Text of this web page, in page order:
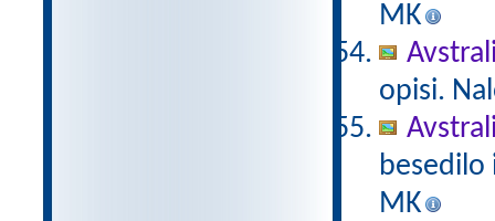
MK
opisi.
besedilo
MK